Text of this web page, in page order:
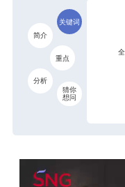
关键词
简介
重点
分析
猜你
想问